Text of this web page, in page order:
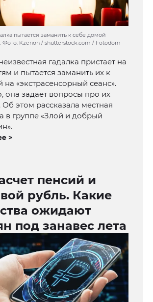
пытается заманить к себе домой
Фото: Kzenon / shutterstock.com / Fotodom
гадалка пристает на
и пытается заманить их к
«экстрасенсорный сеанс».
она задает вопросы про их
Об этом рассказала местная
в группе «Злой и добрый
>
пенсий и
рубль. Какие
ожидают
под занавес лета